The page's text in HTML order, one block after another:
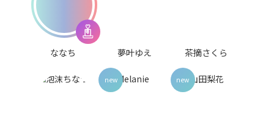
ななち 夢叶ゆえ 茶摘さくら